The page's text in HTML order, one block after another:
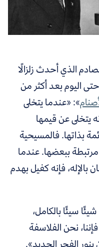
الذي أحدث زلزالًا
اليوم بعد أكثر من
»: «عندما يتخلى
يتخلى عن قيمها
بذاتها. فالمسيحية
ببعضها. عندما
بالإله، فإنه كفيل بهدم
سيئًا بالكامل،
نحن الفلاسفة